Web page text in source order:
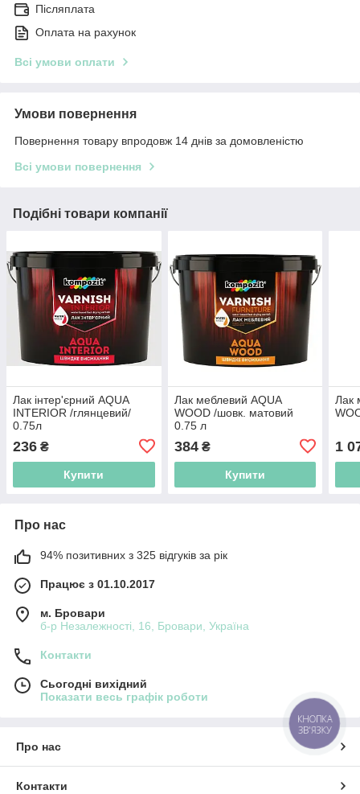
Післяплата
Оплата на рахунок
Всі умови оплати
Умови повернення
Повернення товару впродовж 14 днів за домовленістю
Всі умови повернення
Подібні товари компанії
Лак інтер'єрний AQUA
INTERIOR /глянцевий/
0.75л
236 ₴
Купити
Лак меблевий AQUA
WOOD /шовк. матовий
0.75 л
384₴
Купити
Лак
1
Про нас
94% позитивних з 325 відгуків за рік
Працює з 01.10.2017
м. Бровари
б-р Незалежності, 16, Бровари, Україна
Контакти
Сьогодні вихідний
Показати весь графік роботи
Про нас
Контакти
КНОПКА
ЗВ'ЯЗКУ